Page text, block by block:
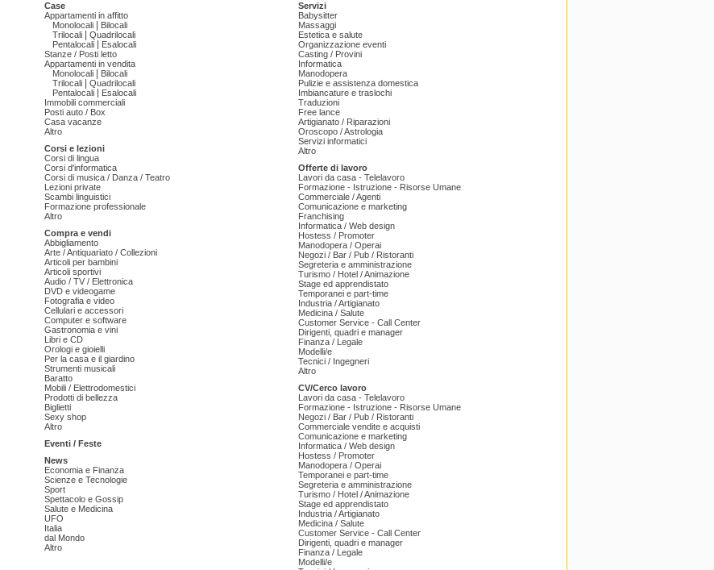
Case
Appartamenti in affitto
Monolocali
Bilocali
Trilocali
Quadrilocali
Pentalocali
Esalocali
Stanze / Posti letto
Appartamenti in vendita
Monolocali
Bilocali
Trilocali
Quadrilocali
Pentalocali
Esalocali
Immobili commerciali
Posti auto / Box
Casa vacanze
Altro
Corsi e lezioni
Corsi di lingua
Corsi d'informatica
Corsi di musica / Danza / Teatro
Lezioni private
Scambi linguistici
Formazione professionale
Altro
Compra e vendi
Abbigliamento
Arte / Antiquariato / Collezioni
Articoli per bambini
Articoli sportivi
Audio / TV / Elettronica
DVD e videogame
Fotografia e video
Cellulari e accessori
Computer e software
Gastronomia e vini
Libri e CD
Orologi e gioielli
Per la casa e il giardino
Strumenti musicali
Baratto
Mobili / Elettrodomestici
Prodotti di bellezza
Biglietti
Sexy shop
Altro
Eventi / Feste
News
Economia e Finanza
Scienze e Tecnologie
Sport
Spettacolo e Gossip
Salute e Medicina
UFO
Italia
dal Mondo
Altro
Servizi
Babysitter
Massaggi
Estetica e salute
Organizzazione eventi
Casting / Provini
Informatica
Manodopera
Pulizie e assistenza domestica
Imbiancature e traslochi
Traduzioni
Free lance
Artigianato / Riparazioni
Oroscopo / Astrologia
Servizi informatici
Altro
Offerte di lavoro
Lavori da casa - Telelavoro
Formazione - Istruzione - Risorse Umane
Commerciale / Agenti
Comunicazione e marketing
Franchising
Informatica / Web design
Hostess / Promoter
Manodopera / Operai
Negozi / Bar / Pub / Ristoranti
Segreteria e amministrazione
Turismo / Hotel / Animazione
Stage ed apprendistato
Temporanei e part-time
Industria / Artigianato
Medicina / Salute
Customer Service - Call Center
Dirigenti, quadri e manager
Finanza / Legale
Modelli/e
Tecnici / Ingegneri
Altro
CV/Cerco lavoro
Lavori da casa - Telelavoro
Formazione - Istruzione - Risorse Umane
Negozi / Bar / Pub / Ristoranti
Commerciale vendite e acquisti
Comunicazione e marketing
Informatica / Web design
Hostess / Promoter
Manodopera / Operai
Temporanei e part-time
Segreteria e amministrazione
Turismo / Hotel / Animazione
Stage ed apprendistato
Industria / Artigianato
Medicina / Salute
Customer Service - Call Center
Dirigenti, quadri e manager
Finanza / Legale
Modelli/e